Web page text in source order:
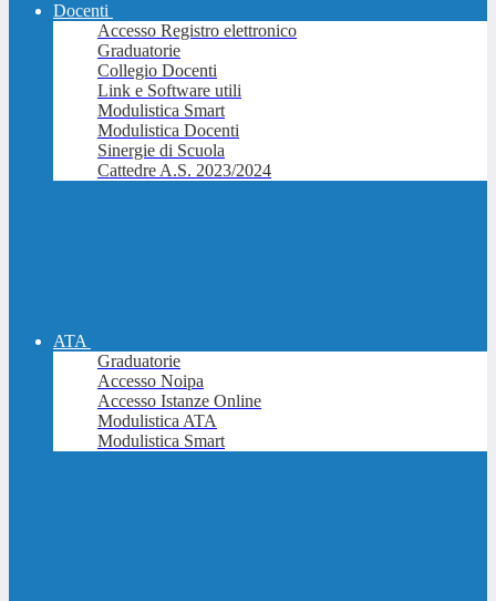
Docenti
Accesso Registro elettronico
Graduatorie
Collegio Docenti
Link e Software utili
Modulistica Smart
Modulistica Docenti
Sinergie di Scuola
Cattedre A.S. 2023/2024
ATA
Graduatorie
Accesso Noipa
Accesso Istanze Online
Modulistica ATA
Modulistica Smart